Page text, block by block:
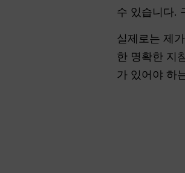
수 있습니다.
실제로는 제
한 명확한 지
가 있어야 하